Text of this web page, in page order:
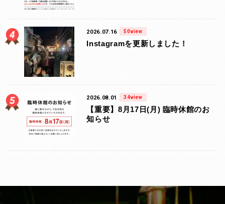
2026.07.16 50view
Instagramを更新しました！
2026.08.01 34view
【重要】8月17日(月) 臨時休館のお
知らせ